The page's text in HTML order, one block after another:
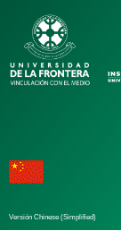
Versión Chinese (Simplified)